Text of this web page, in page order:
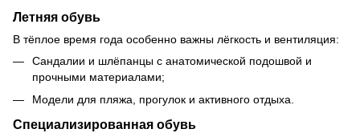
Летняя обувь
В тёплое время года особенно важны лёгкость и вентиляция:
Сандалии и шлёпанцы с анатомической подошвой и
прочными материалами;
Модели для пляжа, прогулок и активного отдыха.
Специализированная обувь